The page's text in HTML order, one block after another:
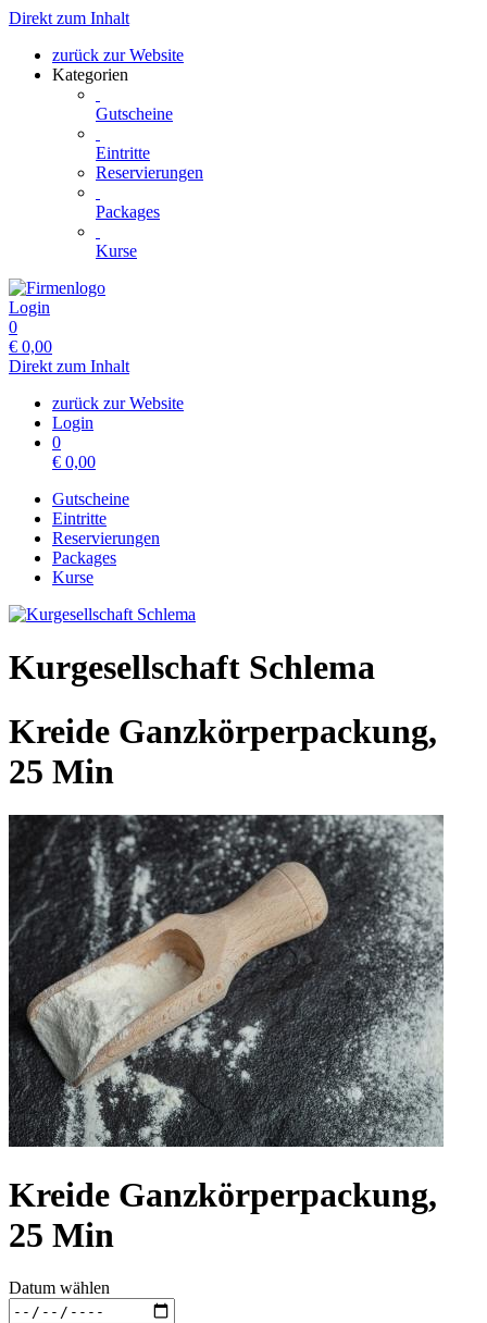
Direkt zum Inhalt
zurück zur Website
Kategorien
Gutscheine
Eintritte
Reservierungen
Packages
Kurse
Login
0
€ 0,00
Direkt zum Inhalt
zurück zur Website
Login
0
€ 0,00
Gutscheine
Eintritte
Reservierungen
Packages
Kurse
Kurgesellschaft Schlema
Kreide Ganzkörperpackung,
25 Min
Kreide Ganzkörperpackung,
25 Min
Datum wählen